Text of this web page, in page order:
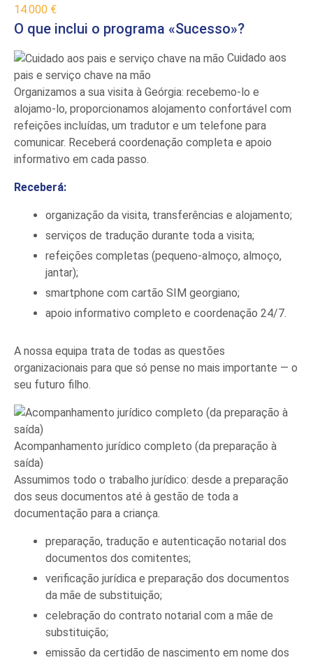
14.000 €
O que inclui o programa «Sucesso»?
Cuidado aos
pais e serviço chave na mão
Organizamos a sua visita à Geórgia: recebemo-lo e
alojamo-lo, proporcionamos alojamento confortável com
refeições incluídas, um tradutor e um telefone para
comunicar. Receberá coordenação completa e apoio
informativo em cada passo.
Receberá:
organização da visita, transferências e alojamento;
serviços de tradução durante toda a visita;
refeições completas (pequeno-almoço, almoço,
jantar);
smartphone com cartão SIM georgiano;
apoio informativo completo e coordenação 24/7.
A nossa equipa trata de todas as questões
organizacionais para que só pense no mais importante — o
seu futuro filho.
Acompanhamento jurídico completo (da preparação à
saída)
Assumimos todo o trabalho jurídico: desde a preparação
dos seus documentos até à gestão de toda a
documentação para a criança.
preparação, tradução e autenticação notarial dos
documentos dos comitentes;
verificação jurídica e preparação dos documentos
da mãe de substituição;
celebração do contrato notarial com a mãe de
substituição;
emissão da certidão de nascimento em nome dos